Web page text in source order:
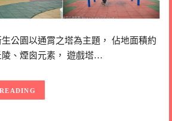
公園以通霄之塔為主題， 佔地面積約
陵、煙囪元素， 遊戲塔…